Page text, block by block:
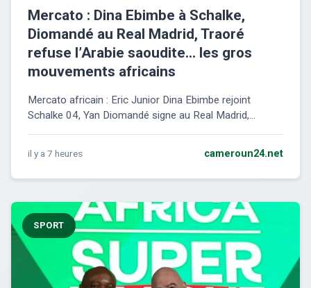
Mercato : Dina Ebimbe à Schalke,
Diomandé au Real Madrid, Traoré
refuse l’Arabie saoudite… les gros
mouvements africains
Mercato africain : Eric Junior Dina Ebimbe rejoint
Schalke 04, Yan Diomandé signe au Real Madrid,...
il y a 7 heures cameroun24.net
SPORT